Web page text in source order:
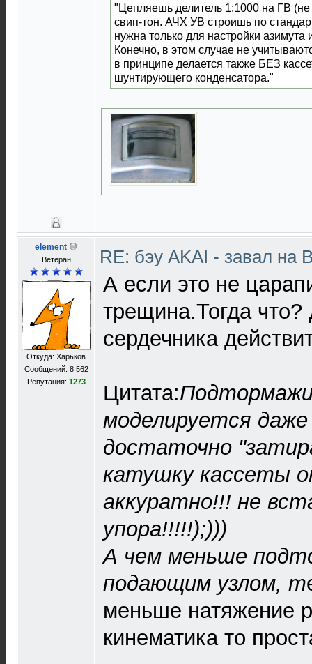
"Цепляешь делитель 1:1000 на ГВ
свип-тон. АЧХ УВ строишь по
нужна только для настройки
Конечно, в этом случае не
в принципе делается также БЕЗ
шунтирующего конденсатора."
element
Ветеран
Откуда: Харьков
Сообщений: 8 562
Репутация: 1273
RE: бэу AKAI - завал на
А если это не
трещина.Тогда что?
сердечника
Цитата:
моделируется даже
достаточно
катушку кассеты
аккуратно!!! не
упора!!!!!);)))
А чем меньше
подающим узлом, т
меньше натяжение
кинематика то